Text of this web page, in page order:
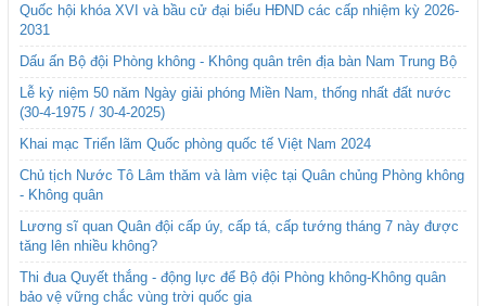
Quốc hội khóa XVI và bầu cử đại biểu HĐND các cấp nhiệm kỳ 2026-
2031
Dấu ấn Bộ đội Phòng không - Không quân trên địa bàn Nam Trung Bộ
Lễ kỷ niệm 50 năm Ngày giải phóng Miền Nam, thống nhất đất nước
(30-4-1975 / 30-4-2025)
Khai mạc Triển lãm Quốc phòng quốc tế Việt Nam 2024
Chủ tịch Nước Tô Lâm thăm và làm việc tại Quân chủng Phòng không
- Không quân
Lương sĩ quan Quân đội cấp úy, cấp tá, cấp tướng tháng 7 này được
tăng lên nhiều không?
Thi đua Quyết thắng - động lực để Bộ đội Phòng không-Không quân
bảo vệ vững chắc vùng trời quốc gia